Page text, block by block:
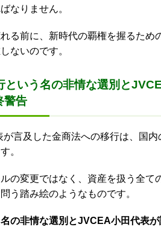
なりません。
る前に、新時代の覇権を握るため
ないのです。
という名の非情な選別と
警告
言及した金商法への移行は、国
。
の変更ではなく、資産を扱う全
う踏み絵のようなものです。
の非情な選別とJVCEA小田代表